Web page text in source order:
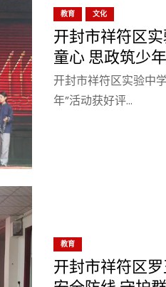
教育 文化
开封市祥符区
童心 思政筑少
开封市祥符区实验中
年”活动获好评…
教育
开封市祥符区